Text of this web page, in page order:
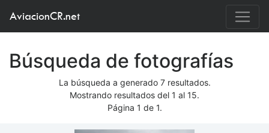
AviacionCR.net
Búsqueda de fotografías
La búsqueda a generado 7 resultados.
Mostrando resultados del 1 al 15.
Página 1 de 1.